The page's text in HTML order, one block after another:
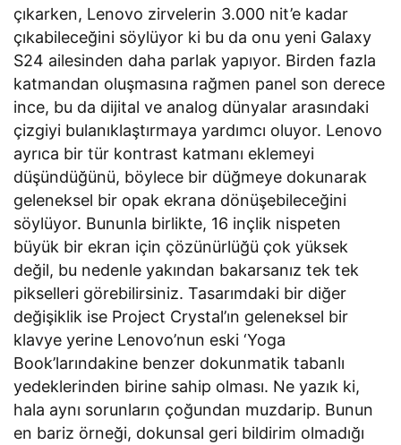
çıkarken, Lenovo zirvelerin 3.000 nit’e kadar
çıkabileceğini söylüyor ki bu da onu yeni Galaxy
S24 ailesinden daha parlak yapıyor. Birden fazla
katmandan oluşmasına rağmen panel son derece
ince, bu da dijital ve analog dünyalar arasındaki
çizgiyi bulanıklaştırmaya yardımcı oluyor. Lenovo
ayrıca bir tür kontrast katmanı eklemeyi
düşündüğünü, böylece bir düğmeye dokunarak
geleneksel bir opak ekrana dönüşebileceğini
söylüyor. Bununla birlikte, 16 inçlik nispeten
büyük bir ekran için çözünürlüğü çok yüksek
değil, bu nedenle yakından bakarsanız tek tek
pikselleri görebilirsiniz. Tasarımdaki bir diğer
değişiklik ise Project Crystal’ın geleneksel bir
klavye yerine Lenovo’nun eski ‘Yoga
Book’larındakine benzer dokunmatik tabanlı
yedeklerinden birine sahip olması. Ne yazık ki,
hala aynı sorunların çoğundan muzdarip. Bunun
en bariz örneği, dokunsal geri bildirim olmadığı